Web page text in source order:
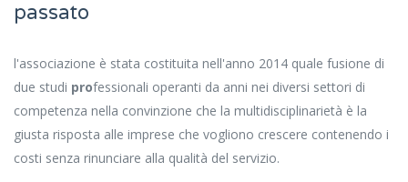
passato
l'associazione è stata costituita nell'anno 2014 quale fusione di
due studi professionali operanti da anni nei diversi settori di
competenza nella convinzione che la multidisciplinarietà è la
giusta risposta alle imprese che vogliono crescere contenendo i
costi senza rinunciare alla qualità del servizio.